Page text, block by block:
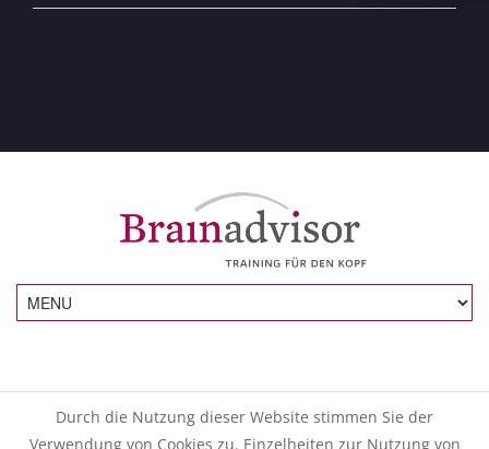
Durch die Nutzung dieser Website stimmen Sie der
Verwendung von Cookies zu. Einzelheiten zur Nutzung von